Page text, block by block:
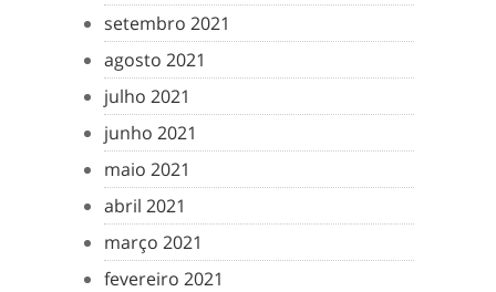
setembro 2021
agosto 2021
julho 2021
junho 2021
maio 2021
abril 2021
março 2021
fevereiro 2021